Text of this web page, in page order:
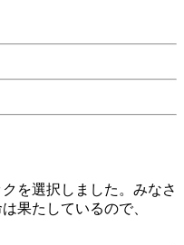
を選択しました。みなさ
果たしているので、